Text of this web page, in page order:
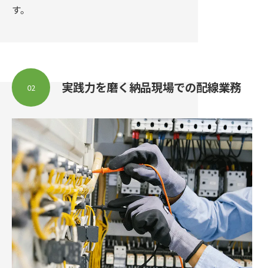
す。
実践力を磨く納品現場での配線業務
02